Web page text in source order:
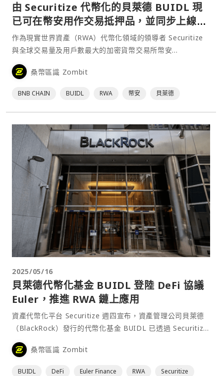
由 Securitize 代幣化的貝萊德 BUIDL 現
已可在幣安用作交易抵押品，並同步上線
BNB Chain
作為現實世界資產（RWA）代幣化領域的領導者 Securitize
與全球交易量及用戶數最大的加密貨幣交易所幣安
（Binance）宣布，貝萊德 BlackRock⋯
桑幣區識 Zombit
BNB CHAIN BUIDL RWA 幣安 貝萊德
2025/05/16
貝萊德代幣化基金 BUIDL 登陸 DeFi 協議
Euler，推進 RWA 鏈上應用
資產代幣化平台 Securitize 週四宣布，資產管理公司貝萊德
（BlackRock）發行的代幣化基金 BUIDL 已透過 Securitize
專有的金庫技術在 Avalanche 區塊鏈上的借貸協議 Euler 上
市，實現這個市值近 30 億美元的鏈上國債基金與去⋯
桑幣區識 Zombit
BUIDL DeFi Euler Finance RWA
Securitize